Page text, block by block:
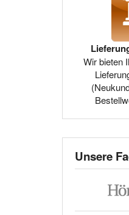
Wir bieten
Unsere